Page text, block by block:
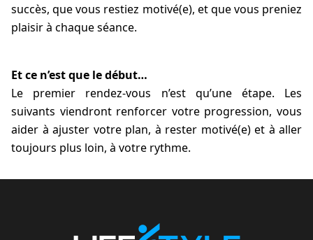
succès, que vous restiez motivé(e), et que vous preniez
plaisir à chaque séance.
Et ce n’est que le début…
Le premier rendez-vous n’est qu’une étape. Les
suivants viendront renforcer votre progression, vous
aider à ajuster votre plan, à rester motivé(e) et à aller
toujours plus loin, à votre rythme.